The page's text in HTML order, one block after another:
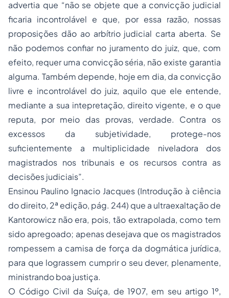
advertia que “não se objete que a convicção judicial
ficaria incontrolável e que, por essa razão, nossas
proposições dão ao arbítrio judicial carta aberta. Se
não podemos confiar no juramento do juiz, que, com
efeito, requer uma convicção séria, não existe garantia
alguma. Também depende, hoje em dia, da convicção
livre e incontrolável do juiz, aquilo que ele entende,
mediante a sua intepretação, direito vigente, e o que
reputa, por meio das provas, verdade. Contra os
excessos da subjetividade, protege-nos
suficientemente a multiplicidade niveladora dos
magistrados nos tribunais e os recursos contra as
decisões judiciais”.
Ensinou Paulino Ignacio Jacques (Introdução à ciência
do direito, 2ª edição, pág. 244) que a ultraexaltação de
Kantorowicz não era, pois, tão extrapolada, como tem
sido apregoado; apenas desejava que os magistrados
rompessem a camisa de força da dogmática jurídica,
para que lograssem cumprir o seu dever, plenamente,
ministrando boa justiça.
O Código Civil da Suíça, de 1907, em seu artigo 1º,